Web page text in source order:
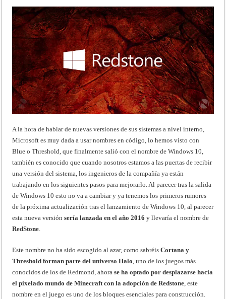
A la hora de hablar de nuevas versiones de sus sistemas a nivel interno,
Microsoft es muy dada a usar nombres en código, lo hemos visto con
Blue o Threshold, que finalmente salió con el nombre de Windows 10,
también es conocido que cuando nosotros estamos a las puertas de recibir
una versión del sistema, los ingenieros de la compañía ya están
trabajando en los siguientes pasos para mejorarlo. Al parecer tras la salida
de Windows 10 esto no va a cambiar y ya tenemos los primeros rumores
de la próxima actualización tras el lanzamiento de Windows 10, al parecer
esta nueva versiónsería lanzada en el año 2016 y llevaría el nombre de
RedStone.
Este nombre no ha sido escogido al azar, como sabréisCortana y
Threshold forman parte del universo Halo, uno de los juegos más
conocidos de los de Redmond, ahora se ha optado por desplazarse hacia
el pixelado mundo de Minecraft con la adopción de Redstone, este
nombre en el juego es uno de los bloques esenciales para construcción.